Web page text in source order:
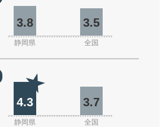
3.8 3.5
静岡県 全国
4.3 3.7
静岡県 全国